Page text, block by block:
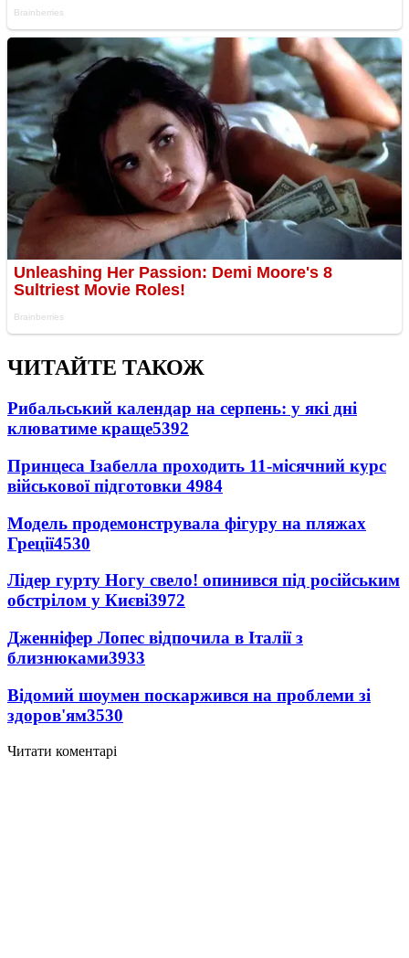
ЧИТАЙТЕ ТАКОЖ
Рибальський календар на серпень: у які дні
клюватиме краще5392
Принцеса Ізабелла проходить 11-місячний курс
військової підготовки 4984
Модель продемонструвала фігуру на пляжах
Греції4530
Лідер гурту Ногу свело! опинився під російським
обстрілом у Києві3972
Дженніфер Лопес відпочила в Італії з
близнюками3933
Відомий шоумен поскаржився на проблеми зі
здоров'ям3530
Читати коментарі